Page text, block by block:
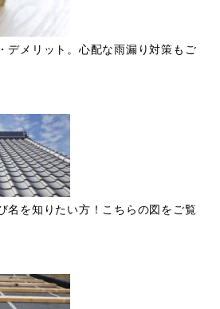
デメリット。心配な雨漏り対策もご
名を知りたい方！こちらの図をご覧